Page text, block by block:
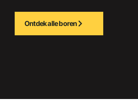
Ontdek alle boren